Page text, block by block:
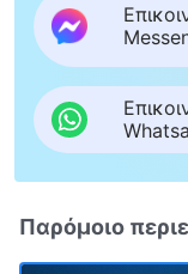
Παρόμοιο